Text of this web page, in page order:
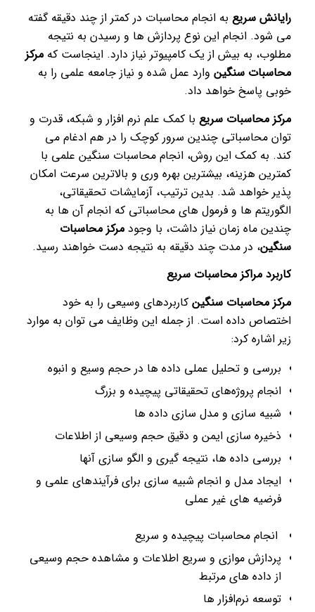
رایانش سریعبه انجام محاسبات در کمتر از چند دقیقه گفته
می شود. انجام این نوع پردازش ها و رسیدن به نتیجه
مطلوب، به بیش از یک کامپیوتر نیاز دارد. اینجاست که مرکز
محاسبات سنگینوارد عمل شده و نیاز جامعه علمی را به
خوبی پاسخ خواهد داد.
مرکز محاسبات سریعبا کمک علم نرم افزار و شبکه، قدرت و
توان محاسباتی چندین سرور کوچک را در هم ادغام می
کند. به کمک این روش، انجام محاسبات سنگین علمی با
کمترین هزینه، بیشترین بهره وری و بالاترین سرعت امکان
پذیر خواهد شد. بدین ترتیب، آزمایشات تحقیقاتی،
الگوریتم ها و فرمول های محاسباتی که انجام آن ها به
چندین ماه زمان نیاز داشت، با وجود مرکز محاسبات
سنگین، در مدت چند دقیقه به نتیجه دست خواهند رسید.
کاربرد مراکز محاسبات سریع
مرکز محاسبات سنگینکاربردهای وسیعی را به خود
اختصاص داده است. از جمله این وظایف می توان به موارد
زیر اشاره کرد:
بررسی و تحلیل عملی داده ها در حجم وسیع و انبوه
انجام پروژه‌های تحقیقاتی پیچیده و بزرگ
شبیه سازی و مدل سازی داده ها
ذخیره سازی ایمن و دقیق حجم وسیعی از اطلاعات
بررسی داده ها، نتیجه گیری و الگو سازی آنها
ایجاد مدل و انجام شبیه سازی برای فرآیندهای علمی و
فرضیه های غیر عملی
انجام محاسبات پیچیده و سریع
پردازش موازی و سریع اطلاعات و مشاهده حجم وسیعی
از داده های مرتبط
توسعه نرم‌افزار ها